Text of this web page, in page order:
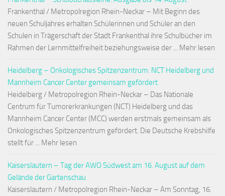
Frankenthal / Metropolregion Rhein-Neckar – Mit Beginn des
neuen Schuljahres erhalten Schülerinnen und Schüler an den
Schulen in Trägerschaft der Stadt Frankenthal ihre Schulbücher im
Rahmen der Lernmittelfreiheit beziehungsweise der ... Mehr lesen
Heidelberg – Onkologisches Spitzenzentrum: NCT Heidelberg und
Mannheim Cancer Center gemeinsam gefördert
Heidelberg / Metropolregion Rhein-Neckar – Das Nationale
Centrum für Tumorerkrankungen (NCT) Heidelberg und das
Mannheim Cancer Center (MCC) werden erstmals gemeinsam als
Onkologisches Spitzenzentrum gefördert. Die Deutsche Krebshilfe
stellt für ... Mehr lesen
Kaiserslautern – Tag der AWO Südwest am 16. August auf dem
Gelände der Gartenschau
Kaiserslautern / Metropolregion Rhein-Neckar – Am Sonntag, 16.